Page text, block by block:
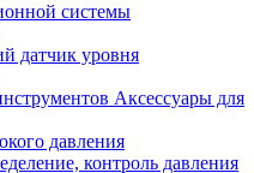
системы
датчик уровня
Аксессуары для
давления